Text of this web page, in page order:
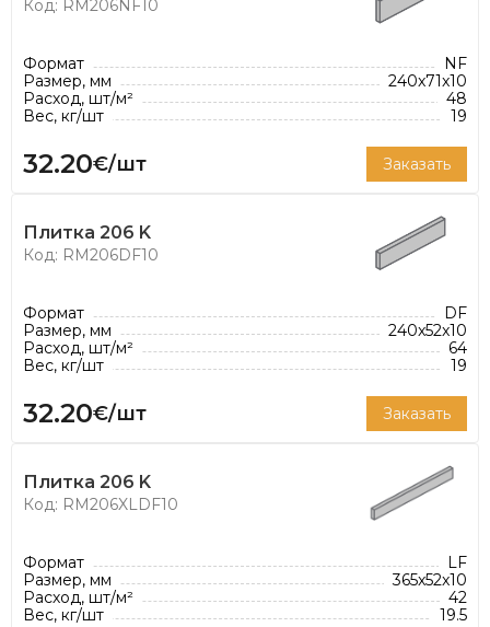
Код: RM206NF10
Формат
NF
Размер, мм
240x71x10
Расход, шт/м²
48
Вес, кг/шт
19
32.20€/шт Заказать
Плитка 206 K
Код: RM206DF10
Формат
DF
Размер, мм
240x52x10
Расход, шт/м²
64
Вес, кг/шт
19
32.20€/шт Заказать
Плитка 206 K
Код: RM206XLDF10
Формат
LF
Размер, мм
365x52x10
Расход, шт/м²
42
Вес, кг/шт
19.5